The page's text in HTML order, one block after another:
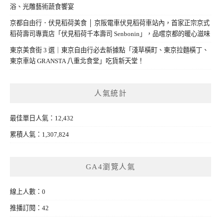
浴、光雕藝術蔬食饗宴
京都自由行．伏見稻荷美食 │ 京阪電車伏見稻荷車站內，首家正宗京式
稻荷壽司專賣店「伏見稻荷千本壽司 Senbonin」，品嚐京都的暖心滋味
東京美食街 3 選｜東京自由行必去新據點「淺草橫町、東京拉麵橫丁、
東京車站 GRANSTA 八重北食堂」吃貨新天堂！
人氣統計
最佳單日人氣：12,432
累積人氣：1,307,824
GA4瀏覽人氣
線上人數：0
推播訂閱：42